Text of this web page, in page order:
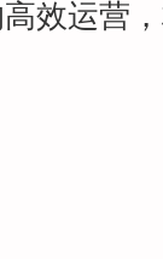
效运营